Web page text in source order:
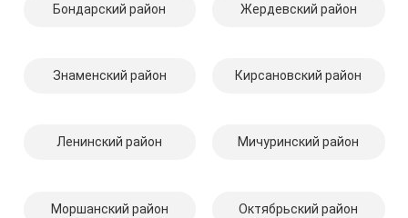
Бондарский район Жердевский район
Знаменский район Кирсановский район
Ленинский район Мичуринский район
Моршанский район Октябрьский район